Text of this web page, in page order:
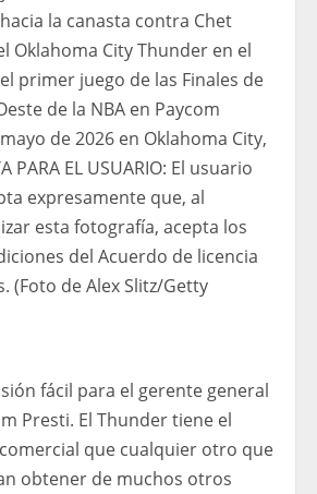
la canasta contra Chet
Oklahoma City Thunder en el
primer juego de las Finales de
de la NBA en Paycom
de 2026 en Oklahoma City,
PARA EL USUARIO: El usuario
expresamente que, al
esta fotografía, acepta los
del Acuerdo de licencia
(Foto de Alex Slitz/Getty
fácil para el gerente general
Presti. El Thunder tiene el
que cualquier otro que
obtener de muchos otros